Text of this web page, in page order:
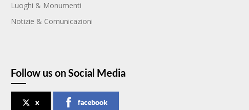
Luoghi & Monumenti
Notizie & Comunicazioni
Follow us on Social Media
x facebook